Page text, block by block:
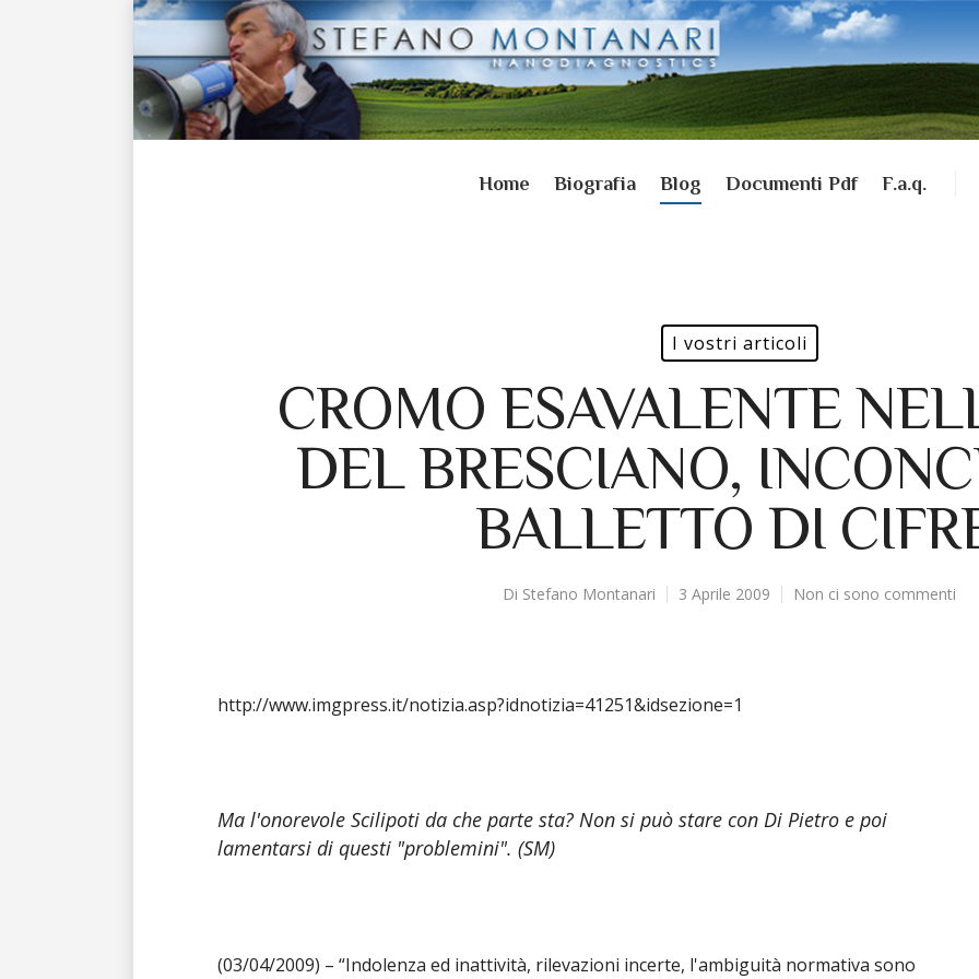
Home Biografia Blog Documenti Pdf F.a.q.
I vostri articoli
CROMO ESAVALENTE
DEL BRESCIANO,
BALLETTO DI
Di Stefano Montanari 3 Aprile 2009 Non ci sono commenti
http://www.imgpress.it/notizia.asp?idnotizia=41251&idsezione=1
Ma l'onorevole Scilipoti da che parte sta? Non si può stare con Di Pietro e poi
lamentarsi di questi "problemini". (SM)
(03/04/2009) – “Indolenza ed inattività, rilevazioni incerte, l'ambiguità normativa sono